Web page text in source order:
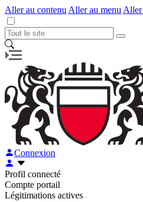
Aller au contenu Aller au menu Aller
Connexion
Profil connecté
Compte portail
Légitimations actives